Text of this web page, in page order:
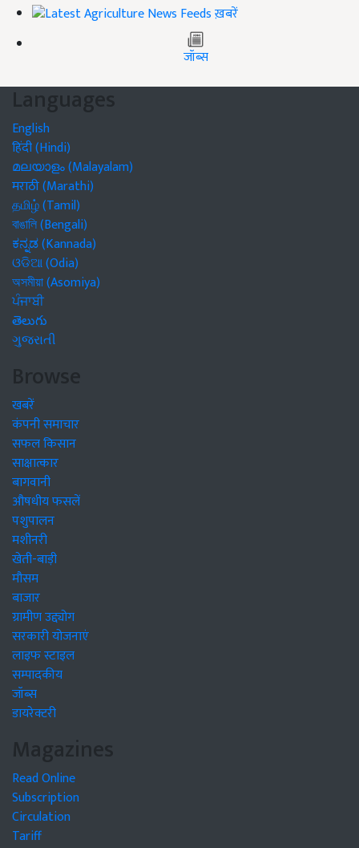
ख़बरें
जॉब्स
Languages
English
हिंदी (Hindi)
മലയാളം (Malayalam)
मराठी (Marathi)
தமிழ் (Tamil)
বাঙালি (Bengali)
ಕನ್ನಡ (Kannada)
ଓଡିଆ (Odia)
অসমীয়া (Asomiya)
ਪੰਜਾਬੀ
తెలుగు
ગુજરાતી
Browse
खबरें
कंपनी समाचार
सफल किसान
साक्षात्कार
बागवानी
औषधीय फसलें
पशुपालन
मशीनरी
खेती-बाड़ी
मौसम
बाजार
ग्रामीण उद्द्योग
सरकारी योजनाएं
लाइफ स्टाइल
सम्पादकीय
जॉब्स
डायरेक्टरी
Magazines
Read Online
Subscription
Circulation
Tariff